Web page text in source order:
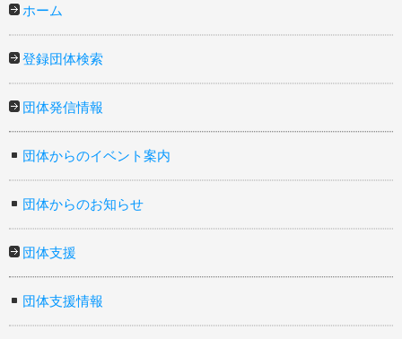
ホーム
登録団体検索
団体発信情報
団体からのイベント案内
団体からのお知らせ
団体支援
団体支援情報